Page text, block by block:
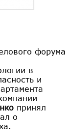
форума
в
и
принял
о